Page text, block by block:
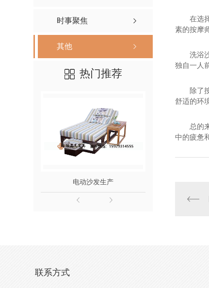
时事聚焦
其他
热门推荐
电动沙发生产
在选
素的按摩
洗浴
独自一人
除了
舒适的环
总的
中的疲惫
联系方式